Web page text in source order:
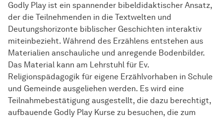
Godly Play ist ein spannender bibeldidaktischer Ansatz,
der die Teilnehmenden in die Textwelten und
Deutungshorizonte biblischer Geschichten interaktiv
miteinbezieht. Während des Erzählens entstehen aus
Materialien anschauliche und anregende Bodenbilder.
Das Material kann am Lehrstuhl für Ev.
Religionspädagogik für eigene Erzählvorhaben in Schule
und Gemeinde ausgeliehen werden. Es wird eine
Teilnahmebestätigung ausgestellt, die dazu berechtigt,
aufbauende Godly Play Kurse zu besuchen, die zum